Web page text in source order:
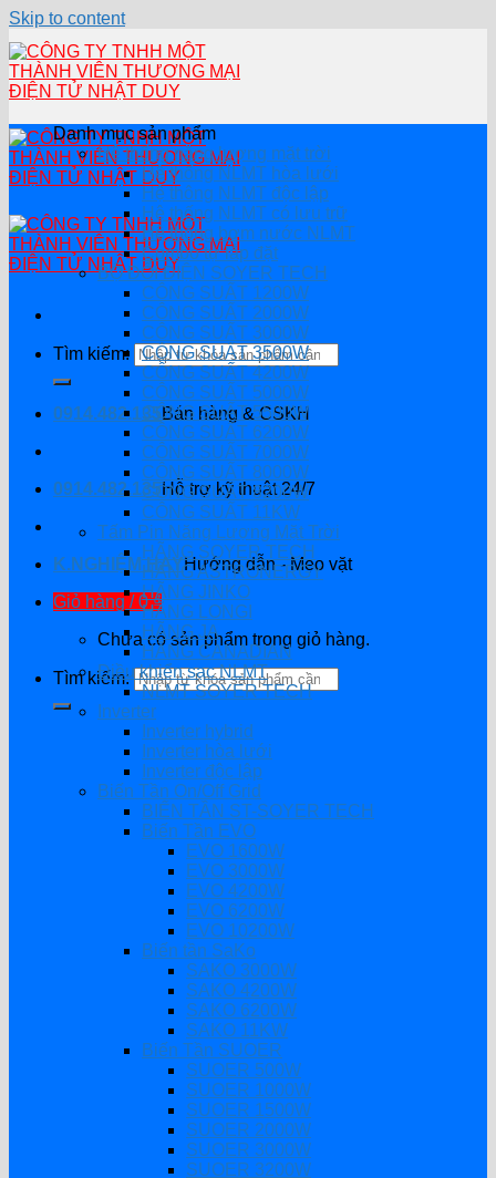
Skip to content
Tìm kiếm:
0914.482.135Bán hàng & CSKH
0914.482.135Hỗ trợ kỹ thuật 24/7
K.NGHIỆM HAYHướng dẫn - Mẹo vặt
Giỏ hàng /0₫
Chưa có sản phẩm trong giỏ hàng.
Tìm kiếm:
Danh mục sản phẩm
Hệ thống năng lượng mặt trời
Hệ thống NLMT hòa lưới
Hệ thông NLMT độc lập
Hệ thống NLMT có lưu trữ
Hệ thống bơm nước NLMT
Combo tự lắp đặt
BỘ ĐỔI ĐIỆN SOYER TECH
CÔNG SUẤT 1200W
CÔNG SUẤT 2000W
CÔNG SUẤT 3000W
CÔNG SUẤT 3500W
CÔNG SUẤT 4200W
CÔNG SUẤT 5000W
CÔNG SUẤT 5500W
CÔNG SUẤT 6200W
CÔNG SUẤT 7000W
CÔNG SUẤT 8000W
CÔNG SUẤT 8200W
CÔNG SUẤT 11KW
Tấm Pin Năng Lượng Mặt Trời
HÃNG SOYER TECH
HÃNG ASTRONERGY
HÃNG JINKO
HÃNG LONGI
HÃNG JA
HÃNG CANADIAN
Điều khiển sạc NLMT
NLMT SOYER TECH
Inverter
Inverter hybrid
Inverter hòa lưới
Inverter độc lập
Biến Tần On/Off Grid
BIẾN TẦN ST-SOYER TECH
Biến Tần EVO
EVO 1600W
EVO 3000W
EVO 4200W
EVO 6200W
EVO 10200W
Biến tần SaKo
SAKO 3000W
SAKO 4200W
SAKO 6200W
SAKO 11KW
Biến Tần SUOER
SUOER 500W
SUOER 1000W
SUOER 1500W
SUOER 2000W
SUOER 3000W
SUOER 3200W